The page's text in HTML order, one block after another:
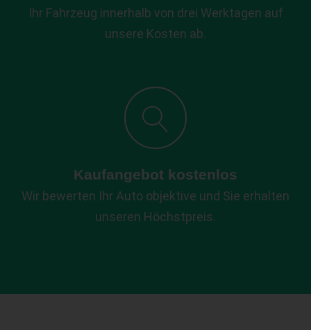
Ihr Fahrzeug innerhalb von drei Werktagen auf
unsere Kosten ab.
Kaufangebot kostenlos
Wir bewerten Ihr Auto objektive und Sie erhalten
unseren Höchstpreis.